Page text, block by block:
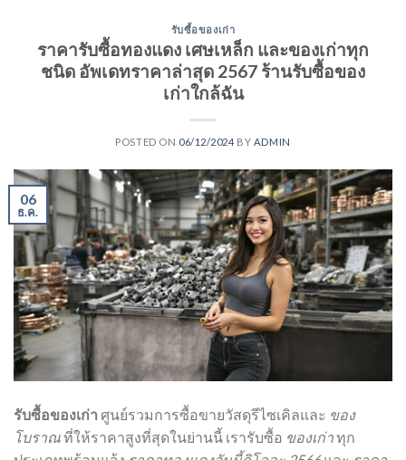
รับซื้อของเก่า
ราคารับซื้อทองแดง เศษเหล็ก และของเก่าทุก
ชนิด อัพเดทราคาล่าสุด 2567 ร้านรับซื้อของ
เก่าใกล้ฉัน
POSTED ON 06/12/2024 BY ADMIN
06
ธ.ค.
รับซื้อของเก่า ศูนย์รวมการซื้อขายวัสดุรีไซเคิลและ ของ
โบราณที่ให้ราคาสูงที่สุดในย่านนี้ เรารับซื้อ ของเก่าทุก